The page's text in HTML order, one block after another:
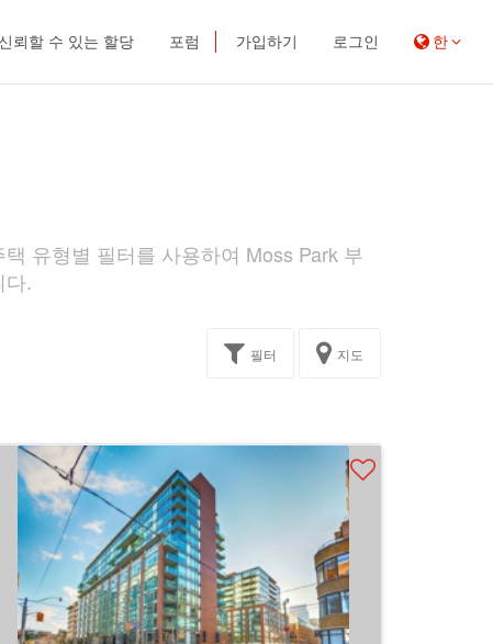
신뢰할 수 있는 할당 포럼 가입하기 로그인 한
유형별 필터를 사용하여 Moss Park 부
다.
필터 지도